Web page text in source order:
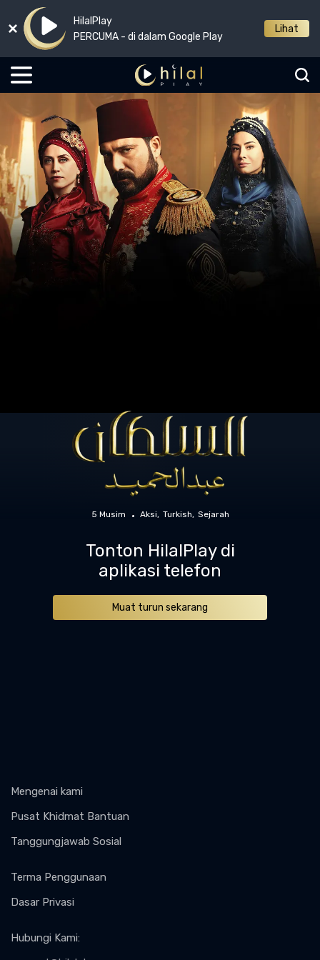
HilalPlay
PERCUMA - di dalam Google Play
Lihat
5 Musim Aksi Turkish Sejarah
Tonton HilalPlay di
aplikasi telefon
Muat turun sekarang
Mengenai kami
Pusat Khidmat Bantuan
Tanggungjawab Sosial
Terma Penggunaan
Dasar Privasi
Hubungi Kami: